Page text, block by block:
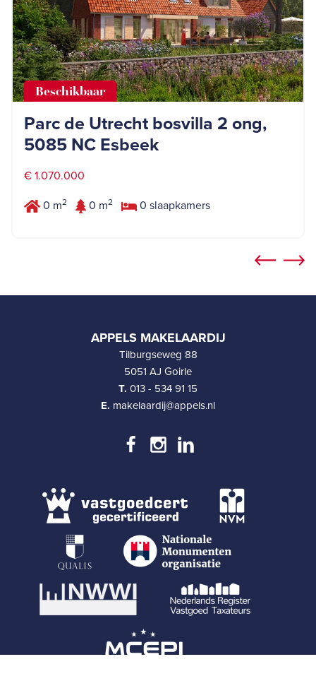
Beschikbaar
Parc de Utrecht bosvilla 2 ong,
5085 NC Esbeek
€ 1.070.000
0 m2 0 m2 0 slaapkamers
APPELS MAKELAARDIJ
Tilburgseweg 88
5051 AJ Goirle
T. 013 - 534 91 15
E. makelaardij@appels.nl